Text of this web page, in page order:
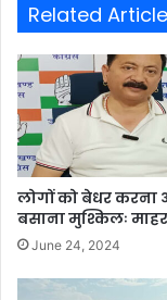
Related
लोगों को बेधर
बसाना मुश्किलः
June 24, 2024